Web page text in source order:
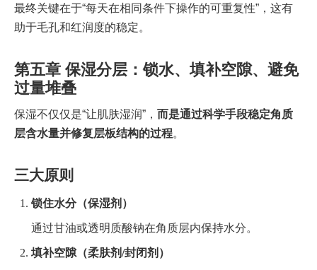
最终关键在于“每天在相同条件下操作的可重复性”，这有
助于毛孔和红润度的稳定。
第五章 保湿分层：锁水、填补空隙、避免
过量堆叠
保湿不仅仅是“让肌肤湿润”， 而是通过科学手段稳定角质
层含水量并修复层板结构的过程。
三大原则
锁住水分（保湿剂）
通过甘油或透明质酸钠在角质层内保持水分。
填补空隙（柔肤剂/封闭剂）